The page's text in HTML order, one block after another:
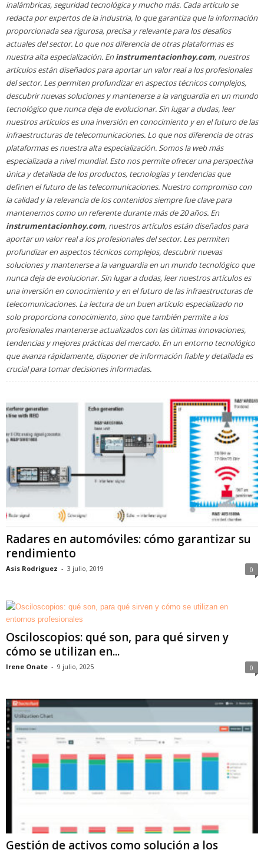
inalámbricas, seguridad tecnológica y mucho más. Cada artículo se
redacta por expertos de la industria, lo que garantiza que la información
proporcionada sea rigurosa, precisa y relevante para los desafíos
actuales del sector. Lo que nos diferencia de otras plataformas es
nuestra alta especialización. Eninstrumentacionhoy.com, nuestros
artículos están diseñados para aportar un valor real a los profesionales
del sector. Les permiten profundizar en aspectos técnicos complejos,
descubrir nuevas soluciones y mantenerse a la vanguardia en un mundo
tecnológico que nunca deja de evolucionar. Sin lugar a dudas, leer
nuestros artículos es una inversión en conocimiento y en el futuro de las
infraestructuras de telecomunicaciones. Lo que nos diferencia de otras
plataformas es nuestra alta especialización. Somos la web más
especializada a nivel mundial. Esto nos permite ofrecer una perspectiva
única y detallada de los productos, tecnologías y tendencias que
definen el futuro de las telecomunicaciones. Nuestro compromiso con
la calidad y la relevancia de los contenidos siempre fue clave para
mantenernos como un referente durante más de 20 años. En
instrumentacionhoy.com, nuestros artículos están diseñados para
aportar un valor real a los profesionales del sector. Les permiten
profundizar en aspectos técnicos complejos, descubrir nuevas
soluciones y mantenerse a la vanguardia en un mundo tecnológico que
nunca deja de evolucionar. Sin lugar a dudas, leer nuestros artículos es
una inversión en conocimiento y en el futuro de las infraestructuras de
telecomunicaciones. La lectura de un buen artículo especializado no
solo proporciona conocimiento, sino que también permite a los
profesionales mantenerse actualizados con las últimas innovaciones,
tendencias y mejores prácticas del mercado. En un entorno tecnológico
que avanza rápidamente, disponer de información fiable y detallada es
crucial para tomar decisiones informadas.
Radares en automóviles: cómo garantizar su
rendimiento
Asis Rodriguez - 3 julio, 2019 0
Osciloscopios: qué son, para qué sirven y
cómo se utilizan en...
Irene Onate - 9 julio, 2025 0
Gestión de activos como solución a los